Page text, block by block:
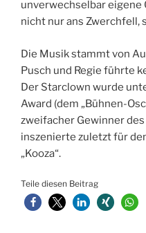
unverwechselbar eigene
nicht nur ans Zwerchfell,
Die Musik stammt von
Pusch und Regie führte
Der Starclown wurde
Award (dem „Bühnen-
zweifacher Gewinner
inszenierte zuletzt für
„Kooza“.
Teile diesen Beitrag